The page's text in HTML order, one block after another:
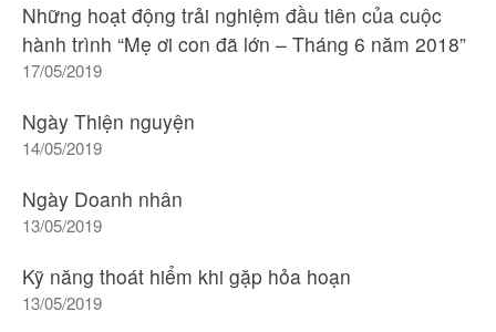
Những hoạt động trải nghiệm đầu tiên của cuộc
hành trình “Mẹ ơi con đã lớn – Tháng 6 năm 2018”
17/05/2019
Ngày Thiện nguyện
14/05/2019
Ngày Doanh nhân
13/05/2019
Kỹ năng thoát hiểm khi gặp hỏa hoạn
13/05/2019